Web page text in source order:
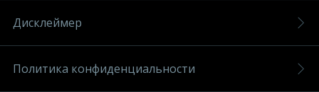
Дисклеймер
Политика конфиденциальности